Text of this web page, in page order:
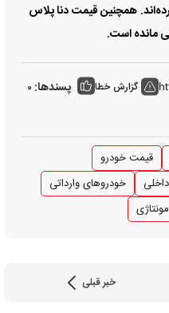
ثبت کرده‌اند. همچنین قیمت دنا پلاس
مانده است.
گزارش خطا پسندها: 0
قیمت خودرو
خودروهای وارداتی
خبر قبلی